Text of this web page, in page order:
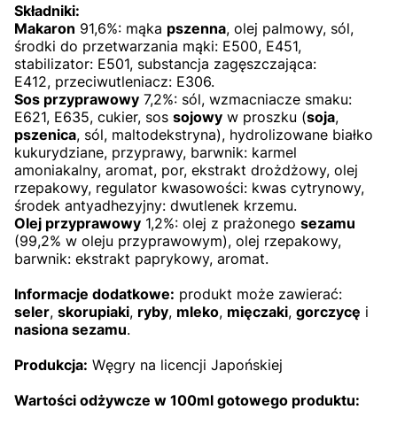
Składniki:
Makaron 91,6%: mąka pszenna, olej palmowy, sól,
środki do przetwarzania mąki: E500, E451,
stabilizator: E501, substancja zagęszczająca:
E412, przeciwutleniacz: E306.
Sos przyprawowy 7,2%: sól, wzmacniacze smaku:
E621, E635, cukier, sos sojowy w proszku (soja,
pszenica, sól, maltodekstryna), hydrolizowane białko
kukurydziane, przyprawy, barwnik: karmel
amoniakalny, aromat, por, ekstrakt drożdżowy, olej
rzepakowy, regulator kwasowości: kwas cytrynowy,
środek antyadhezyjny: dwutlenek krzemu.
Olej przyprawowy 1,2%: olej z prażonego sezamu
(99,2% w oleju przyprawowym), olej rzepakowy,
barwnik: ekstrakt paprykowy, aromat.
Informacje dodatkowe: produkt może zawierać:
seler, skorupiaki, ryby, mleko, mięczaki, gorczycę i
nasiona sezamu.
Produkcja: Węgry na licencji Japońskiej
Wartości odżywcze w 100ml gotowego produktu: